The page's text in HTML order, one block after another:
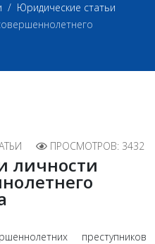
Юридические статьи
ПРОСМОТРОВ: 3432
личности
преступников